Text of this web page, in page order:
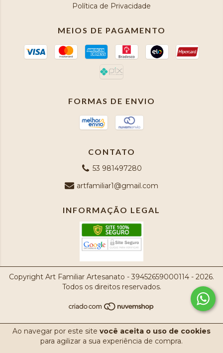
Ao navegar por este site você aceita o uso de cookies
para agilizar a sua experiência de compra.
Política de Privacidade
MEIOS DE PAGAMENTO
FORMAS DE ENVIO
CONTATO
53 981497280
artfamiliar1@gmail.com
INFORMAÇÃO LEGAL
Copyright Art Familiar Artesanato - 39452659000114 - 2026.
Todos os direitos reservados.